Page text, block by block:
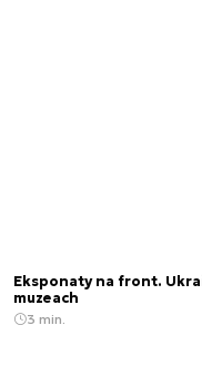
Eksponaty na front.
muzeach
3 min.